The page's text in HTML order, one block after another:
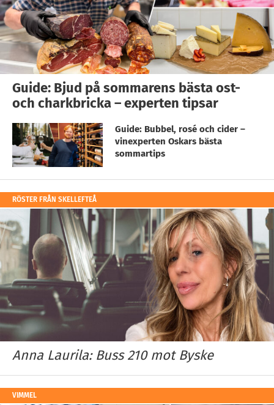
Guide: Bjud på sommarens bästa ost-
och charkbricka – experten tipsar
Guide: Bubbel, rosé och cider –
vinexperten Oskars bästa
sommartips
RÖSTER FRÅN SKELLEFTEÅ
Anna Laurila: Buss 210 mot Byske
VIMMEL